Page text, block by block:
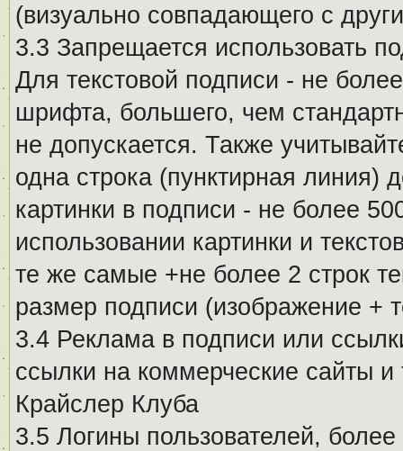
(визуально совпадающего с
3.3 Запрещается использовать
Для текстовой подписи - не
шрифта, большего, чем
не допускается. Также
одна строка (пунктирная линия)
картинки в подписи - не более
использовании картинки и
те же самые +не более 2 строк
размер подписи (изображение +
3.4 Реклама в подписи или
ссылки на коммерческие сайты
Крайслер Клуба
3.5 Логины пользователей,